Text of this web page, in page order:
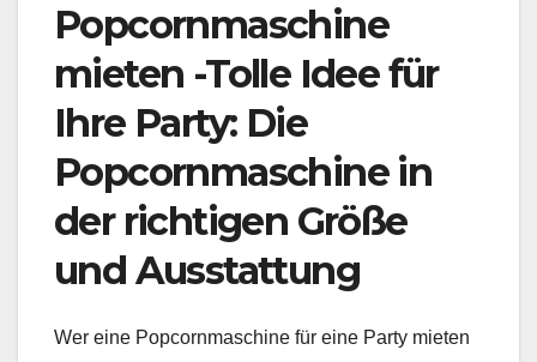
Popcornmaschine
mieten -Tolle Idee für
Ihre Party: Die
Popcornmaschine in
der richtigen Größe
und Ausstattung
Wer eine Popcornmaschine für eine Party mieten